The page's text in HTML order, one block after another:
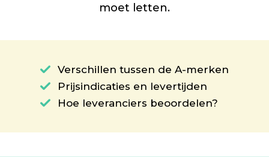
moet letten.
Verschillen tussen de A-merken
Prijsindicaties en levertijden
Hoe leveranciers beoordelen?